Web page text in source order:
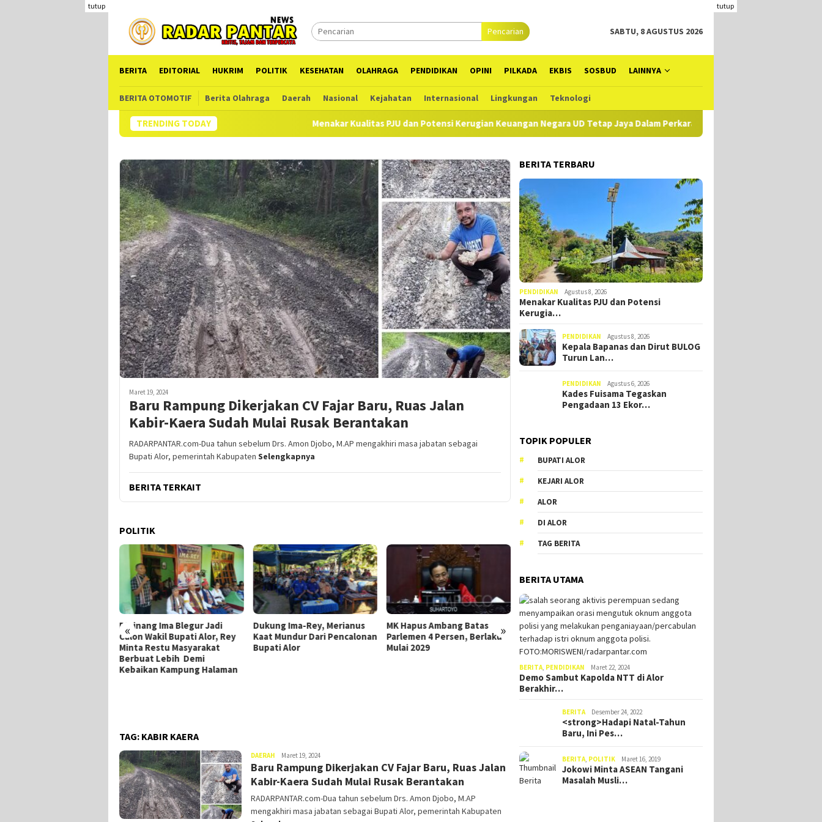
konten
tutup tutup
Pencarian SABTU, 8 AGUSTUS 2026
BERITA EDITORIAL HUKRIM POLITIK KESEHATAN OLAHRAGA PENDIDIKAN OPINI PILKADA EKBIS SOSBUD LAINNYA
BERITA OTOMOTIF Berita Olahraga Daerah Nasional Kejahatan Internasional Lingkungan Teknologi
TRENDING TODAY Menakar Kualitas PJU dan Potensi Kerugian Keuangan Negara UD Tetap Jaya Dalam Perkara TPIKOR DD di Alor: Catatan Investigasi
Maret 19, 2024
Baru Rampung Dikerjakan CV Fajar Baru, Ruas Jalan
Kabir-Kaera Sudah Mulai Rusak Berantakan
RADARPANTAR.com-Dua tahun sebelum Drs. Amon Djobo, M.AP mengakhiri masa jabatan sebagai
Bupati Alor, pemerintah Kabupaten Selengkapnya
BERITA TERKAIT
POLITIK
« »
Dukung Ima-Rey, Merianus
Kaat Mundur Dari Pencalonan
Bupati Alor
MK Hapus Ambang Batas
Parlemen 4 Persen, Berlaku
Mulai 2029
Anggota DPRD Alor Ini Tolak
POKIR-BIMTEK Di APBD
Perubahan 2023, Ikuti
Ulasannya
DPRD Alor Minta Tambahan
POKIR dan Bimtek, Tim
Anggaran Pemerintah
Daerah Tinggalkan Ruang
Dipinang Ima Blegur Jadi
TAG: KABIR KAERA
DAERAH Moris
Weni
Maret 19, 2024
Baru Rampung Dikerjakan CV Fajar Baru, Ruas Jalan
Kabir-Kaera Sudah Mulai Rusak Berantakan
RADARPANTAR.com-Dua tahun sebelum Drs. Amon Djobo, M.AP
mengakhiri masa jabatan sebagai Bupati Alor, pemerintah Kabupaten
BERITA TERBARU
PENDIDIKAN Agustus 8, 2026
Menakar Kualitas PJU dan Potensi
Kerugia…
PENDIDIKAN Agustus 8, 2026
Kepala Bapanas dan Dirut BULOG
Turun Lan…
PENDIDIKAN Agustus 6, 2026
Kades Fuisama Tegaskan
Pengadaan 13 Ekor…
TOPIK POPULER
BUPATI ALOR
KEJARI ALOR
ALOR
DI ALOR
TAG BERITA
BERITA UTAMA
BERITA PENDIDIKAN Maret 22, 2024
Demo Sambut Kapolda NTT di Alor
Berakhir…
BERITA Desember 24, 2022
<strong>Hadapi Natal-Tahun
Baru, Ini Pes…
BERITA POLITIK Maret 16, 2019
Jokowi Minta ASEAN Tangani
Masalah Musli…